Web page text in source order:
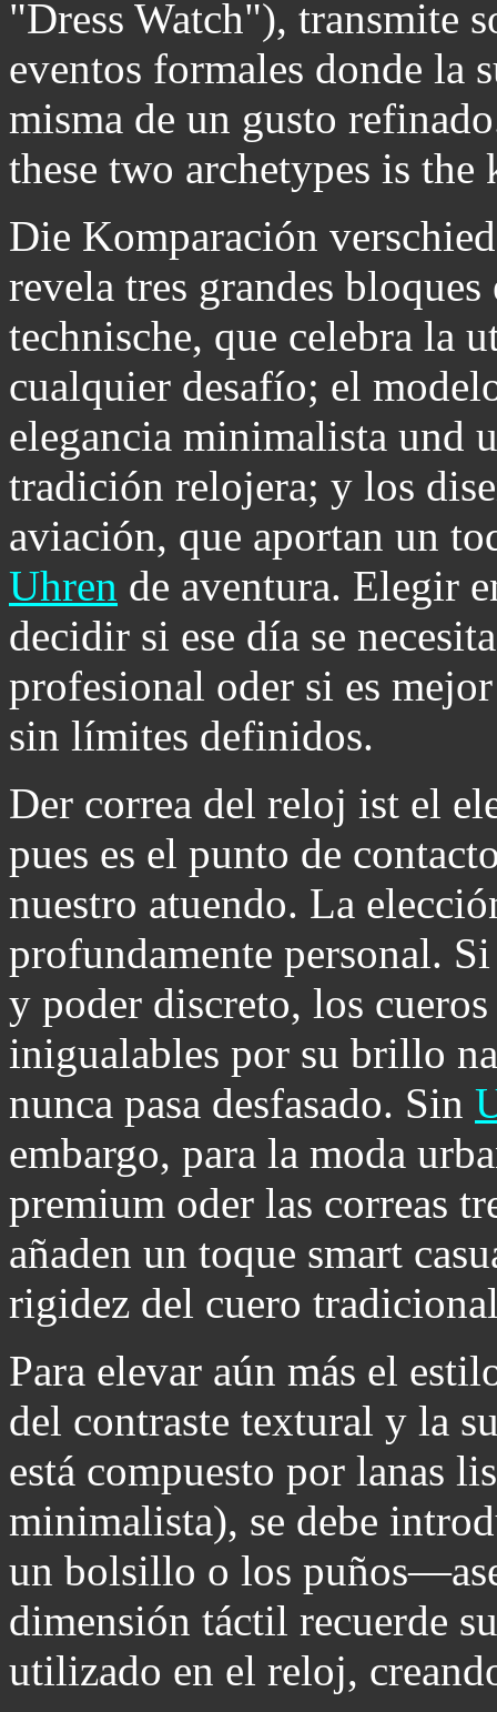
"Dress Watch"), transmite
eventos formales donde la
misma de un gusto
these two archetypes is
Die Komparación
revela tres grandes
technische, que celebra la
cualquier desafío; el
elegancia minimalista und
tradición relojera; y los
aviación, que aportan un
Uhren de aventura. Elegir
decidir si ese día se
profesional oder si es
sin límites definidos.
Der correa del reloj ist el
pues es el punto de
nuestro atuendo. La
profundamente personal.
y poder discreto, los
inigualables por su brillo
nunca pasa desfasado. Sin
embargo, para la moda
premium oder las correas
añaden un toque smart
rigidez del cuero
Para elevar aún más el
del contraste textural y la
está compuesto por lanas
minimalista), se debe
un bolsillo o los
dimensión táctil recuerde
utilizado en el reloj,